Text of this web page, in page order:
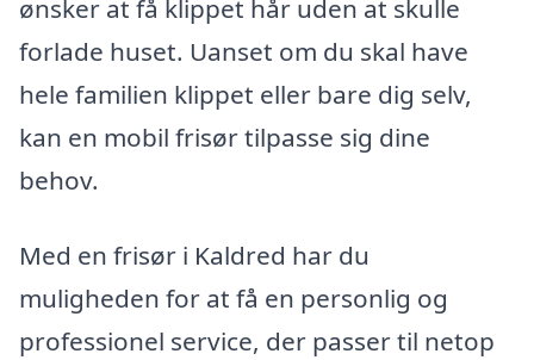
ønsker at få klippet hår uden at skulle
forlade huset. Uanset om du skal have
hele familien klippet eller bare dig selv,
kan en mobil frisør tilpasse sig dine
behov.
Med en frisør i Kaldred har du
muligheden for at få en personlig og
professionel service, der passer til netop